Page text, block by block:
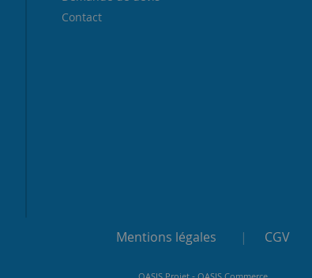
Contact
Mentions légales | CGV